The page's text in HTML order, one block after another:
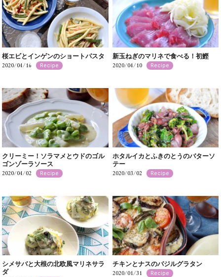
桜エビとインゲンのショートパスタ
2020/04/16 Recipe
新玉ねぎのマリネで食べる！初鰹
2020/04/10 Recipe
クリーミー！ソラマメとウドのゴル
ゴンゾーラソース
2020/04/02 Recipe
ホタルイカとふきのとうのバターソ
テー
2020/03/02 Recipe
シメサバと大根の北欧風マリネサラ
ダ
チキンとナスのバジルグラタン
2020/01/31 Recipe